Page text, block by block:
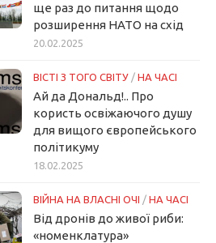
ще раз до питання щодо
розширення НАТО на схід
20.02.2025
ВІСТІ З ТОГО СВІТУ / НА ЧАСІ
Ай да Дональд!.. Про
користь освіжаючого душу
для вищого європейського
політикуму
18.02.2025
ВІЙНА НА ВЛАСНІ ОЧІ / НА ЧАСІ
Від дронів до живої риби:
«номенклатура»